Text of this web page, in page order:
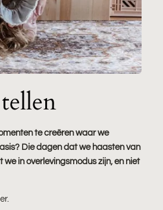
te creëren waar we
Die dagen dat we haasten van
in overlevingsmodus zijn, en niet